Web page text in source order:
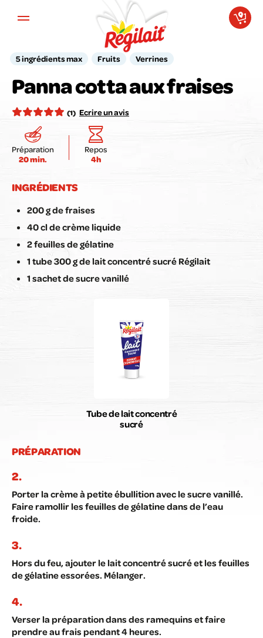
5 ingrédients max Fruits Verrines
Panna cotta aux fraises
(1) Ecrire un avis
Votre avis compte pour nous !
Notez la recette ici :
Envoyer mon avis
Préparation
20 min.
Repos
4h
INGRÉDIENTS
200 g de fraises
40 cl de crème liquide
2 feuilles de gélatine
1 tube 300 g de lait concentré sucré Régilait
1 sachet de sucre vanillé
Tube de lait concentré
sucré
PRÉPARATION
Porter la crème à petite ébullition avec le sucre vanillé.
Faire ramollir les feuilles de gélatine dans de l’eau
froide.
Hors du feu, ajouter le lait concentré sucré et les feuilles
de gélatine essorées. Mélanger.
Verser la préparation dans des ramequins et faire
prendre au frais pendant 4 heures.